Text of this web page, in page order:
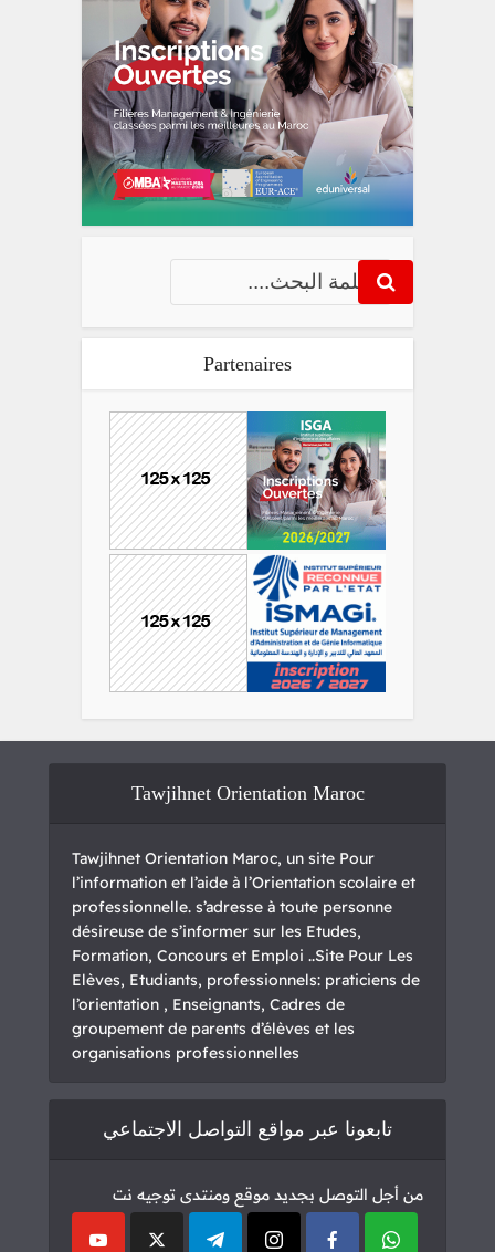
Partenaires
Tawjihnet Orientation Maroc
Tawjihnet Orientation Maroc, un site Pour
l’information et l’aide à l’Orientation scolaire et
professionnelle. s’adresse à toute personne
désireuse de s’informer sur les Etudes,
Formation, Concours et Emploi ..Site Pour Les
Elèves, Etudiants, professionnels: praticiens de
l’orientation , Enseignants, Cadres de
groupement de parents d’élèves et les
organisations professionnelles
تابعونا عبر مواقع التواصل الاجتماعي
من أجل التوصل بجديد موقع ومنتدى توجيه نت